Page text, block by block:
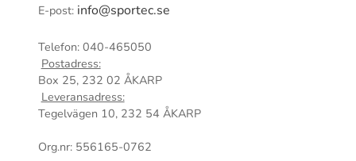
E-post: info@sportec.se
Telefon: 040-465050
Postadress:
Box 25, 232 02 ÅKARP
Leveransadress:
Tegelvägen 10, 232 54 ÅKARP
Org.nr: 556165-0762